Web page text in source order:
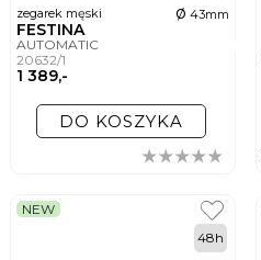
zegarek męski ø 43mm
FESTINA
AUTOMATIC
20632/1
1 389,-
DO KOSZYKA
NEW
48h